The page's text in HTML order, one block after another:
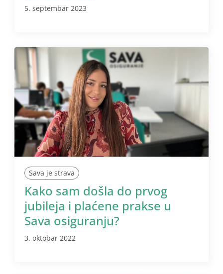
5. septembar 2023
Sava je strava
Kako sam došla do prvog
jubileja i plaćene prakse u
Sava osiguranju?
3. oktobar 2022